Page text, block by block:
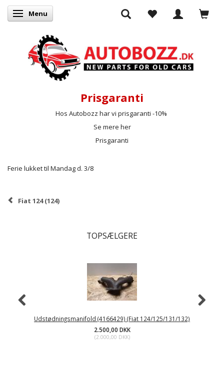
Skifte navigation
Menu
Prisgaranti
Hos Autobozz har vi prisgaranti -10%
Se mere her
Prisgaranti
Ferie lukket til Mandag d. 3/8
Fiat 124 (124)
TOPSÆLGERE
Udstødningsmanifold (4166429) (Fiat 124/125/131/132)
2.500,00 DKK
(2.000,00 DKK)